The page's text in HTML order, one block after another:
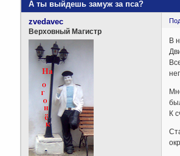
А ты выйдешь замуж за пса?
zvedavec
Верховный Магистр
В
К